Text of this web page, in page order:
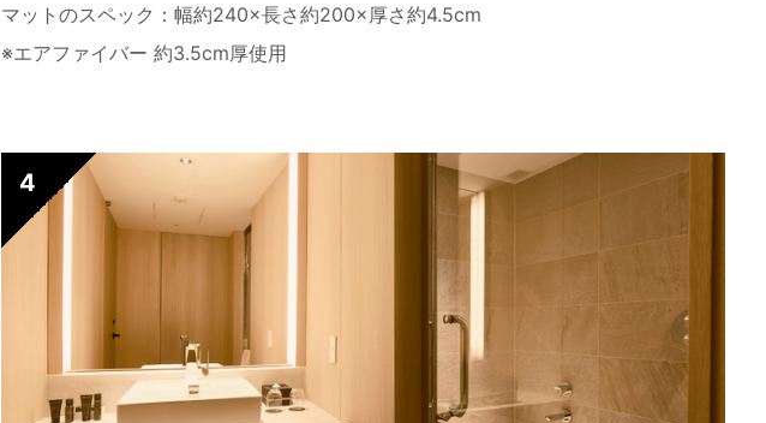
マットのスペック：幅約240×長さ約200×厚さ約4.5cm
※エアファイバー 約3.5cm厚使用